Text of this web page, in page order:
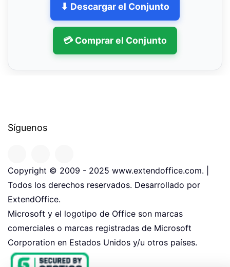
⬇ Descargar el Conjunto
💳 Comprar el Conjunto
Síguenos
Copyright © 2009 - 2025 www.extendoffice.com. |
Todos los derechos reservados. Desarrollado por
ExtendOffice.
Microsoft y el logotipo de Office son marcas
comerciales o marcas registradas de Microsoft
Corporation en Estados Unidos y/u otros países.